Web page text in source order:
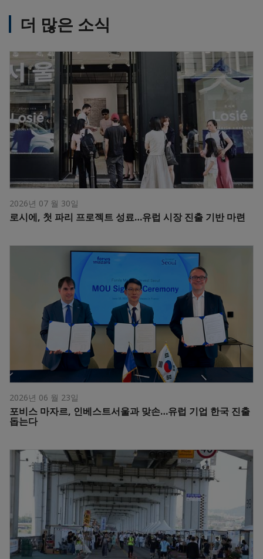
더 많은 소식
2026년 07 월 30일
로시에, 첫 파리 프로젝트 성료…유럽 시장 진출 기반 마련
2026년 06 월 23일
포비스 마자르, 인베스트서울과 맞손…유럽 기업 한국 진출
돕는다